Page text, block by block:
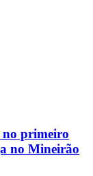
no primeiro
no Mineirão